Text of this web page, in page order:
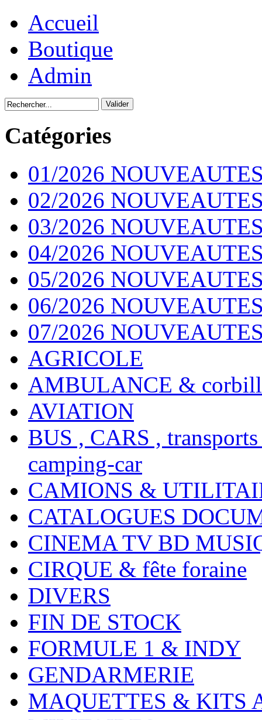
Accueil
Boutique
Admin
Catégories
01/2026
02/2026
03/2026
04/2026
05/2026
06/2026
07/2026
AGRICOLE
AMBULANCE &
AVIATION
BUS , CARS ,
camping-car
CAMIONS &
CATALOGUES
CINEMA TV BD
CIRQUE & fête foraine
DIVERS
FIN DE STOCK
FORMULE 1 & INDY
GENDARMERIE
MAQUETTES & KITS